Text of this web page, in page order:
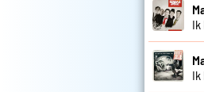
Ik
Ik